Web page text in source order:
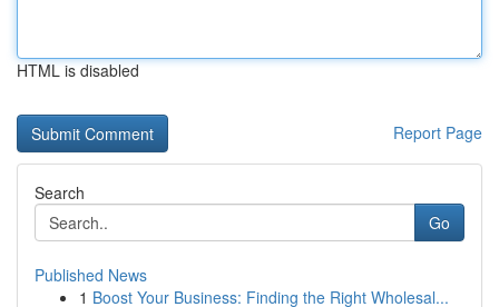
HTML is disabled
Report Page
Search
Go
Published News
1 Boost Your Business: Finding the Right Wholesal...